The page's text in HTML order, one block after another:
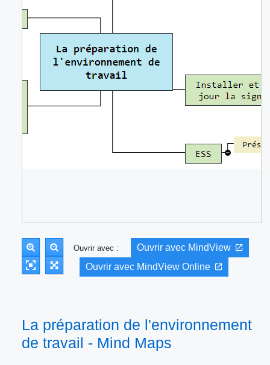
Ouvrir avec :
Ouvrir avec MindView
Ouvrir avec MindView Online
La préparation de l'environnement
de travail - Mind Maps